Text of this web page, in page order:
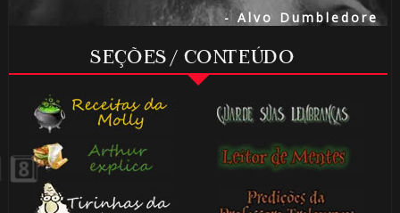
- Alvo Dumbledore
SEÇÕES / CONTEÚDO
⚡
1️⃣ 8️⃣